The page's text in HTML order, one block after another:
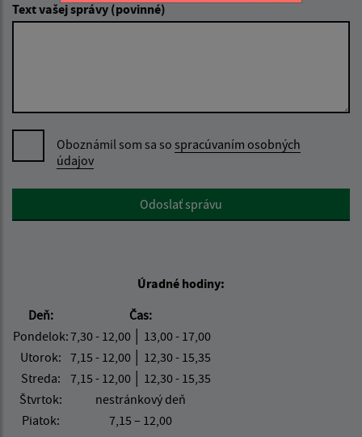
Text vašej správy (povinné)
Oboznámil som sa so spracúvaním osobných
údajov
Google reCaptcha ResponseOdoslať správu
Úradné hodiny:
Deň:
Čas:
Pondelok:7,30 - 12,00 │ 13,00 - 17,00
Utorok: 7,15 - 12,00 │ 12,30 - 15,35
Streda:
7,15 - 12,00 │ 12,30 - 15,35
Štvrtok:
nestránkový deň
Piatok:
7,15 – 12,00